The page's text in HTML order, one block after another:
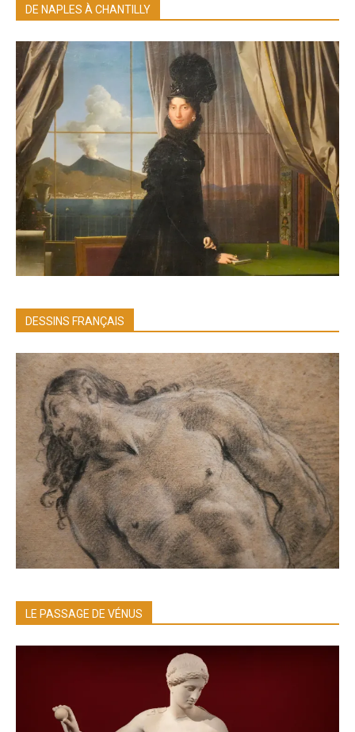
DE NAPLES À CHANTILLY
DESSINS FRANÇAIS
LE PASSAGE DE VÉNUS